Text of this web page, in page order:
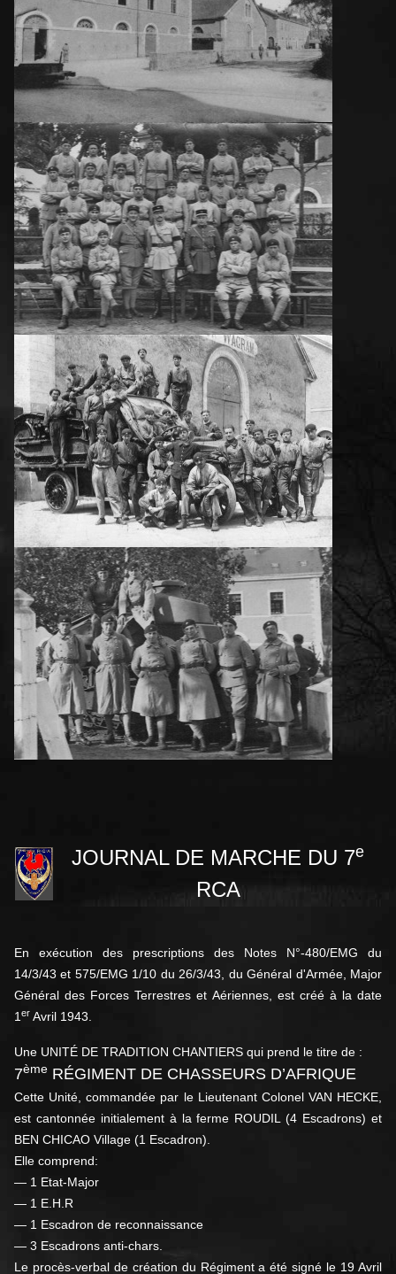
JOURNAL DE MARCHE DU 7e
RCA
En exécution des prescriptions des Notes N°-480/EMG du
14/3/43 et 575/EMG 1/10 du 26/3/43, du Général d'Armée, Major
Général des Forces Terrestres et Aériennes, est créé à la date
1 er Avril 1943.
Une UNITÉ DE TRADITION CHANTIERS qui prend le titre de :
7ème RÉGIMENT DE CHASSEURS D’AFRIQUE
Cette Unité, commandée par le Lieutenant Colonel VAN HECKE,
est cantonnée initialement à la ferme ROUDIL (4 Escadrons) et
BEN CHICAO Village (1 Escadron).
Elle comprend:
— 1 Etat-Major
— 1 E.H.R
— 1 Escadron de reconnaissance
— 3 Escadrons anti-chars.
Le procès-verbal de création du Régiment a été signé le 19 Avril